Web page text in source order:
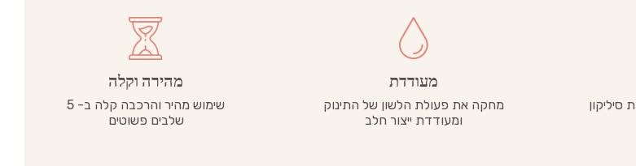
מהירה וקלה
שימוש מהיר והרכבה קלה ב- 5
שלבים פשוטים
מעודדת
מחקה את פעולת הלשון של התינוק
ומעודדת ייצור חלב